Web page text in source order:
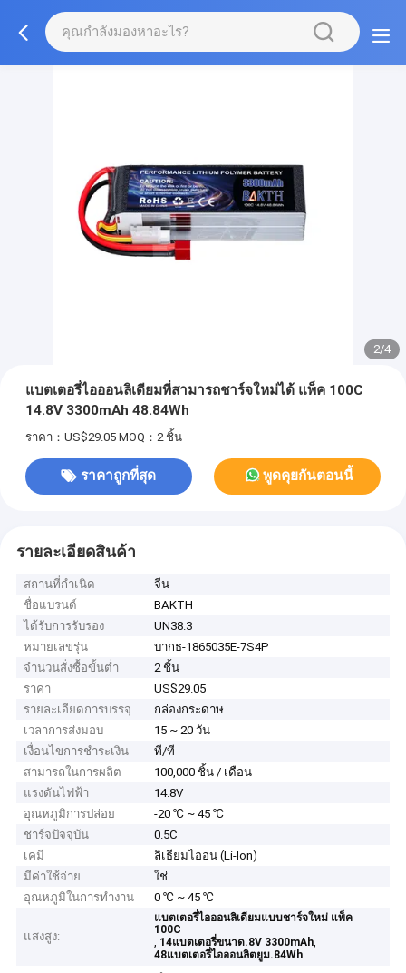
2/4
แบตเตอรี่ไอออนลิเดียมที่สามารถชาร์จใหม่ได้ แพ็ค 100C
14.8V 3300mAh 48.84Wh
ราคา：US$29.05 MOQ：2 ชิ้น
ราคาถูกที่สุด พูดคุยกันตอนนี้
รายละเอียดสินค้า
สถานที่กำเนิด
จีน
ชื่อแบรนด์
BAKTH
ได้รับการรับรอง
UN38.3
หมายเลขรุ่น
บากธ-1865035E-7S4P
จำนวนสั่งซื้อขั้นต่ำ
2 ชิ้น
ราคา
US$29.05
รายละเอียดการบรรจุ
กล่องกระดาษ
เวลาการส่งมอบ
15 ~ 20 วัน
เงื่อนไขการชำระเงิน
ที/ที
สามารถในการผลิต
100,000 ชิ้น / เดือน
แรงดันไฟฟ้า
14.8V
อุณหภูมิการปล่อย
-20 ℃ ~ 45 ℃
ชาร์จปัจจุบัน
0.5C
เคมี
ลิเธียมไออน (Li-Ion)
มีค่าใช้จ่าย
ใช่
อุณหภูมิในการทำงาน
0 ℃ ~ 45 ℃
แสงสูง:
แบตเตอรี่ไอออนลิเดียมแบบชาร์จใหม่ แพ็ค
100C
, 14แบตเตอรี่ขนาด.8V 3300mAh,
48แบตเตอรี่ไอออนลิตยูม.84Wh